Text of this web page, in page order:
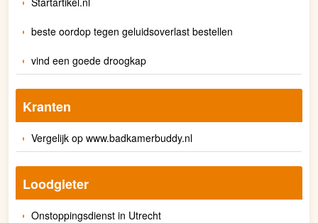
beste oordop tegen geluidsoverlast bestellen
vind een goede droogkap
Kranten
Vergelijk op www.badkamerbuddy.nl
Loodgieter
Onstoppingsdienst in Utrecht